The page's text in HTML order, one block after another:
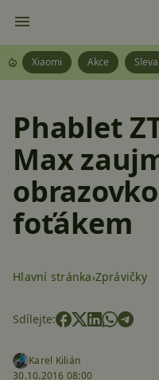
Xiaomi Akce Sleva
Phablet
Max
foťákem
Hlavní stránka Zprávičky
Sdílejte:
Karel Kilián
30.10.2016 08:00